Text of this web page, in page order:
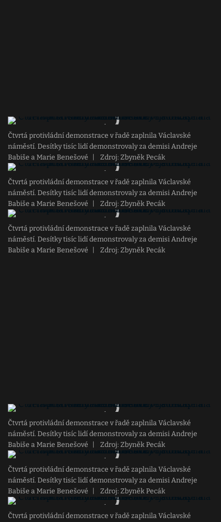
Čtvrtá protivládní demonstrace v řadě zaplnila Václavské
náměstí. Desítky tisíc lidí demonstrovaly za demisi Andreje
Babiše a Marie Benešové
Zdroj: Zbyněk Pecák
Čtvrtá protivládní demonstrace v řadě zaplnila Václavské
náměstí. Desítky tisíc lidí demonstrovaly za demisi Andreje
Babiše a Marie Benešové
Zdroj: Zbyněk Pecák
Čtvrtá protivládní demonstrace v řadě zaplnila Václavské
náměstí. Desítky tisíc lidí demonstrovaly za demisi Andreje
Babiše a Marie Benešové
Zdroj: Zbyněk Pecák
Čtvrtá protivládní demonstrace v řadě zaplnila Václavské
náměstí. Desítky tisíc lidí demonstrovaly za demisi Andreje
Babiše a Marie Benešové
Zdroj: Zbyněk Pecák
Čtvrtá protivládní demonstrace v řadě zaplnila Václavské
náměstí. Desítky tisíc lidí demonstrovaly za demisi Andreje
Babiše a Marie Benešové
Zdroj: Zbyněk Pecák
Čtvrtá protivládní demonstrace v řadě zaplnila Václavské